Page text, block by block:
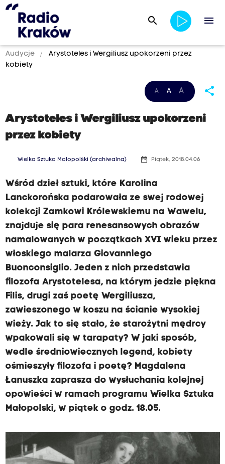
search menu
Audycje
Arystoteles i Wergiliusz upokorzeni przez
kobiety
A A A share
Arystoteles i Wergiliusz upokorzeni
przez kobiety
Wielka Sztuka Małopolski (archiwalna) date_range Piątek, 2018.04.06
Wśród dzieł sztuki, które Karolina
Lanckorońska podarowała ze swej rodowej
kolekcji Zamkowi Królewskiemu na Wawelu,
znajduje się para renesansowych obrazów
namalowanych w początkach XVI wieku przez
włoskiego malarza Giovanniego
Buonconsiglio. Jeden z nich przedstawia
filozofa Arystotelesa, na którym jedzie piękna
Filis, drugi zaś poetę Wergiliusza,
zawieszonego w koszu na ścianie wysokiej
wieży. Jak to się stało, że starożytni mędrcy
wpakowali się w tarapaty? W jaki sposób,
wedle średniowiecznych legend, kobiety
ośmieszyły filozofa i poetę? Magdalena
Łanuszka zaprasza do wysłuchania kolejnej
opowieści w ramach programu Wielka Sztuka
Małopolski, w piątek o godz. 18.05.